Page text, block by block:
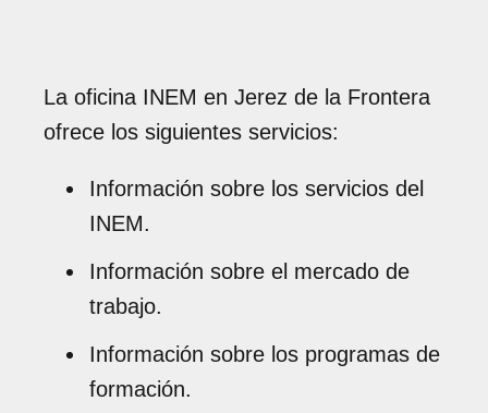
La oficina INEM en Jerez de la Frontera
ofrece los siguientes servicios:
Información sobre los servicios del
INEM.
Información sobre el mercado de
trabajo.
Información sobre los programas de
formación.